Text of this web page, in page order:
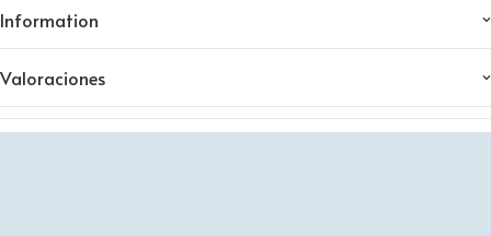
Information
Valoraciones